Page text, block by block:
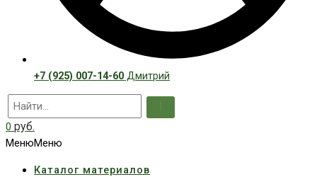
+7 (925) 007-14-60 Дмитрий
0 руб.
МенюМеню
Каталог материалов